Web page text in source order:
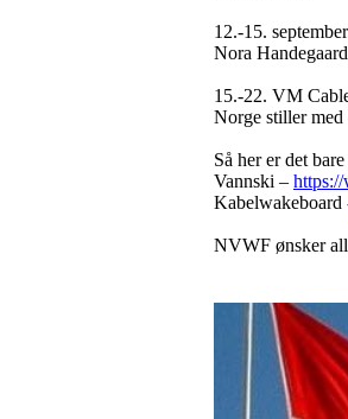
12.-15.
Nora
15.-22. VM
Norge stiller
Så her er det
Vannski –
Kabelwakeboard
NVWF ønsker